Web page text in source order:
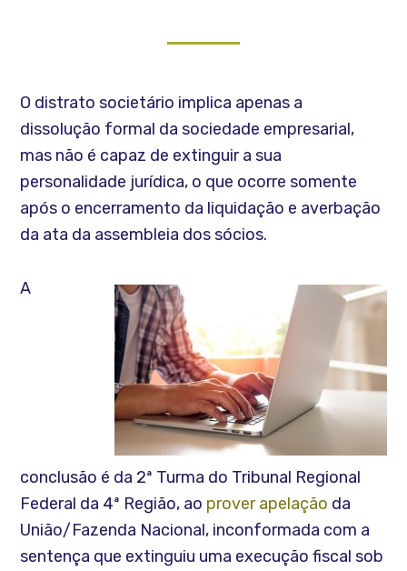
O distrato societário implica apenas a
dissolução formal da sociedade empresarial,
mas não é capaz de extinguir a sua
personalidade jurídica, o que ocorre somente
após o encerramento da liquidação e averbação
da ata da assembleia dos sócios.
A
conclusão é da 2ª Turma do Tribunal Regional
Federal da 4ª Região, ao prover apelação da
União/Fazenda Nacional, inconformada com a
sentença que extinguiu uma execução fiscal sob